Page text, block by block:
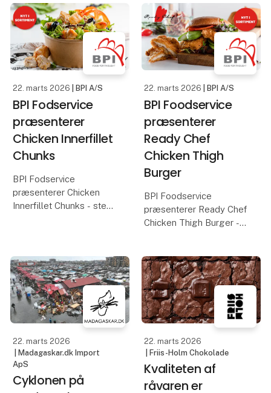
Perfekt til ægte suacer,
søde desserter og
kager, hvor den tilfører
en varm, rund smørsmag
og en sprød
med praktisk
mellemlagspapir for
hurtig servering
BMO – bolle med ost. -
en dansk klassiker.
BMO mellemlagr
22. marts 2026 | BPI A/S
BPI Fodservice
præsenterer
Chicken Innerfillet
Chunks
BPI Fodservice
præsenterer Chicken
Innerfillet Chunks - stegt
inderfileter af
kyllingebryst i ensartede
stykker – klar til brug og
nemme at arbejde med.
22. marts 2026 | BPI A/S
BPI Foodservice
præsenterer
Ready Chef
Chicken Thigh
Burger
BPI Foodservice
præsenterer Ready Chef
Chicken Thigh Burger -
Paneret kyllingeburger
af saftigt og mørt
kyllingeoverlår med en
let krydret, sprød
Kom fo
22. marts 2026
| Madagaskar.dk Import
ApS
Cyklonen på
22. marts 2026
| Friis-Holm Chokolade
Kvaliteten af
råvaren er